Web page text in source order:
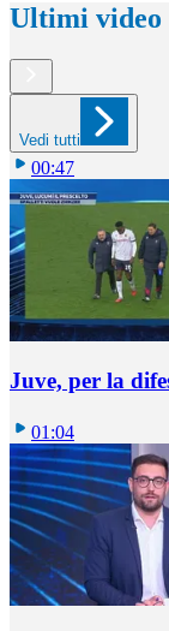
Ultimi video
Vedi tutti
00:47
Juve, per la
01:04